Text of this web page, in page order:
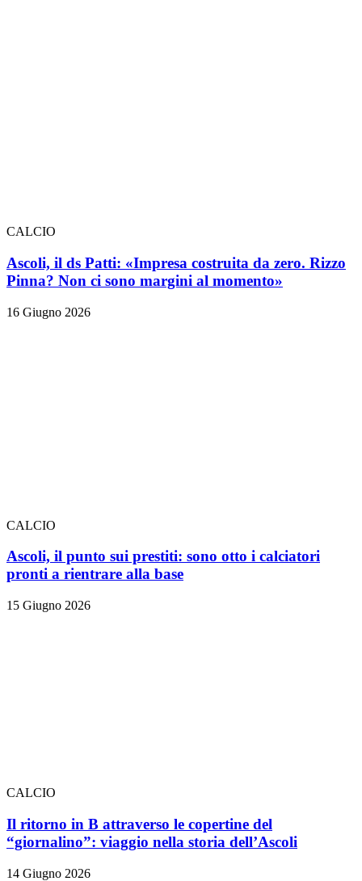
CALCIO
Ascoli, il ds Patti: «Impresa costruita da zero. Rizzo
Pinna? Non ci sono margini al momento»
16 Giugno 2026
CALCIO
Ascoli, il punto sui prestiti: sono otto i calciatori
pronti a rientrare alla base
15 Giugno 2026
CALCIO
Il ritorno in B attraverso le copertine del
“giornalino”: viaggio nella storia dell’Ascoli
14 Giugno 2026